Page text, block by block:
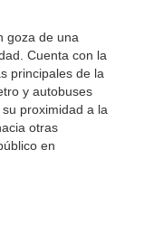
goza de una
Cuenta con la
principales de la
y autobuses
proximidad a la
otras
en